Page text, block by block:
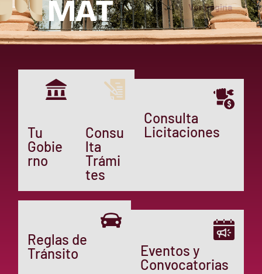
Ver Página
Tu
Gobie
rno
Consu
lta
Trámi
tes
Consulta
Licitaciones
Reglas de
Tránsito
Eventos y
Convocatorias